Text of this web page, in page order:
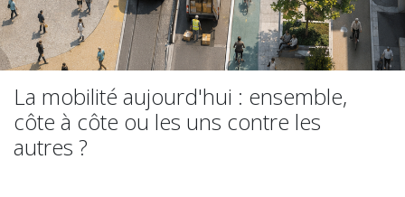
La mobilité aujourd'hui : ensemble,
côte à côte ou les uns contre les
autres ?